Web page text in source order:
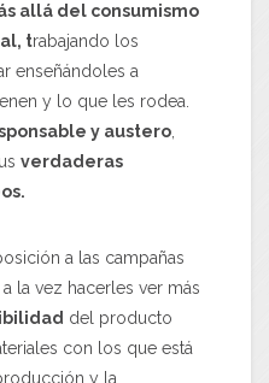
allá del consumismo
trabajando los
enseñándoles a
y lo que les rodea.
y austero
verdaderas
a las campañas
la vez hacerles ver más
del producto
con los que está
y la